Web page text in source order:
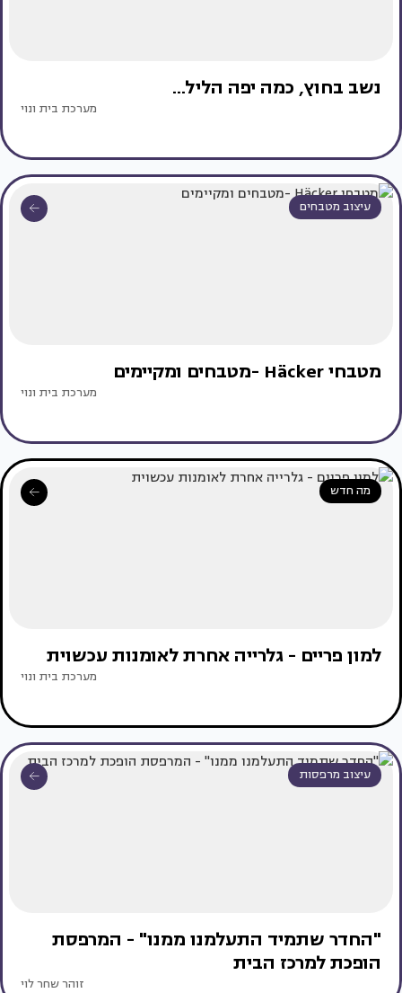
נשב בחוץ, כמה יפה הליל...
מערכת בית ונוי
עיצוב מטבחים
מטבחי Häcker -מטבחים ומקיימים
מערכת בית ונוי
מה חדש
למון פריים - גלרייה אחרת לאומנות עכשוית
מערכת בית ונוי
עיצוב מרפסות
"החדר שתמיד התעלמנו ממנו" - המרפסת
הופכת למרכז הבית
זוהר שחר לוי